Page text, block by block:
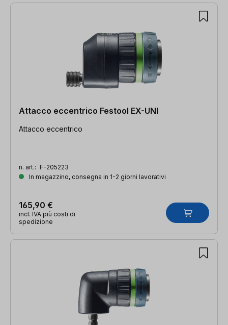
Attacco eccentrico Festool EX-UNI
Attacco eccentrico
n. art.: F-205223
In magazzino, consegna in 1-2 giorni lavorativi
165,90 €
incl. IVA più costi di
spedizione